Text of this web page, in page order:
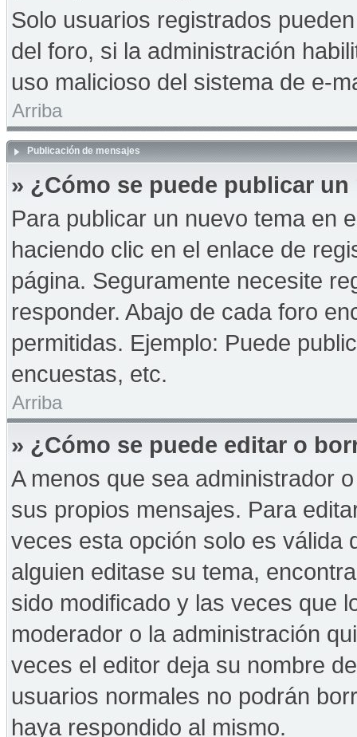
Solo usuarios registrados
del foro, si la administración
uso malicioso del sistema de e-
Arriba
Publicación de mensajes
» ¿Cómo se puede publicar
Para publicar un nuevo tema en
haciendo clic en el enlace de
página. Seguramente necesite
responder. Abajo de cada foro
permitidas. Ejemplo: Puede
encuestas, etc.
Arriba
» ¿Cómo se puede editar o
A menos que sea administrador
sus propios mensajes. Para
veces esta opción solo es válida
alguien editase su tema,
sido modificado y las veces que
moderador o la administración
veces el editor deja su nombre
usuarios normales no podrán
haya respondido al mismo.